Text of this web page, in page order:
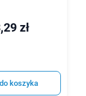
zł
koszyka